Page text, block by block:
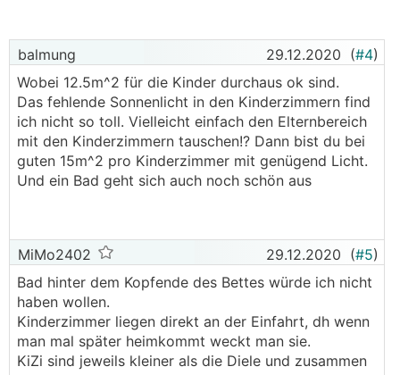
balmung 29.12.2020 (#4)
Wobei 12.5m^2 für die Kinder durchaus ok sind.
Das fehlende Sonnenlicht in den Kinderzimmern find
ich nicht so toll. Vielleicht einfach den Elternbereich
mit den Kinderzimmern tauschen!? Dann bist du bei
guten 15m^2 pro Kinderzimmer mit genügend Licht.
Und ein Bad geht sich auch noch schön aus
MiMo2402 29.12.2020 (#5)
Bad hinter dem Kopfende des Bettes würde ich nicht
haben wollen.
Kinderzimmer liegen direkt an der Einfahrt, dh wenn
man mal später heimkommt weckt man sie.
KiZi sind jeweils kleiner als die Diele und zusammen